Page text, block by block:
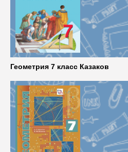
Геометрия 7 класс Казаков